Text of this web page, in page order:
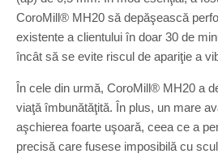
CoroMill® MH20 să depăşească
existente a clientului în doar 30 de
încât să se evite riscul de apariţie a
În cele din urmă, CoroMill® MH20 a
viaţă îmbunătăţită. În plus, un mare
aşchierea foarte uşoară, ceea ce a
precisă care fusese imposibilă cu